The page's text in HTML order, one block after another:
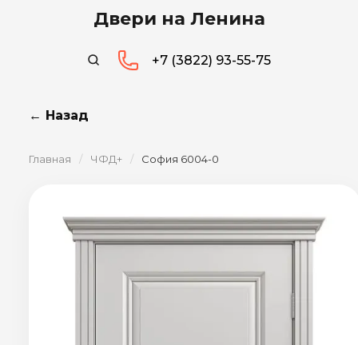
Двери на Ленина
+7 (3822) 93-55-75
← Назад
Главная / ЧФД+ / София 6004-0